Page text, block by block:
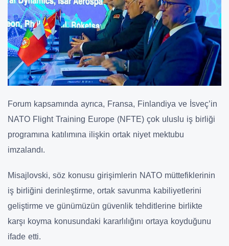
Forum kapsamında ayrıca, Fransa, Finlandiya ve İsveç’in
NATO Flight Training Europe (NFTE) çok uluslu iş birliği
programına katılımına ilişkin ortak niyet mektubu
imzalandı.
Misajlovski, söz konusu girişimlerin NATO müttefiklerinin
iş birliğini derinleştirme, ortak savunma kabiliyetlerini
geliştirme ve günümüzün güvenlik tehditlerine birlikte
karşı koyma konusundaki kararlılığını ortaya koyduğunu
ifade etti.